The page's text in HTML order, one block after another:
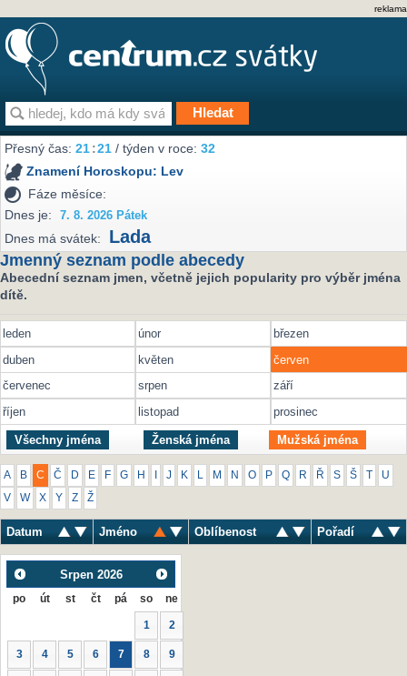
reklama
Přesný čas:21:21 / týden v roce:32
Znamení Horoskopu: Lev
Fáze měsíce:
Dnes je:
7. 8. 2026 Pátek
Dnes má svátek: Lada
Jmenný seznam podle abecedy
Abecední seznam jmen, včetně jejich popularity pro výběr jména
dítě.
leden únor
březen
duben
květen
červen
červenec
srpen
září
říjen
listopad prosinec
Všechny jména Ženská jména Mužská jména
A B C Č D E F G H J K M N O P Q R Ř S Š U
V W X Y Z Ž
Datum Jméno Oblíbenost Pořadí
Srpen 2026
po út st čt pá so ne
1 2
3 4 5 6 7 8 9